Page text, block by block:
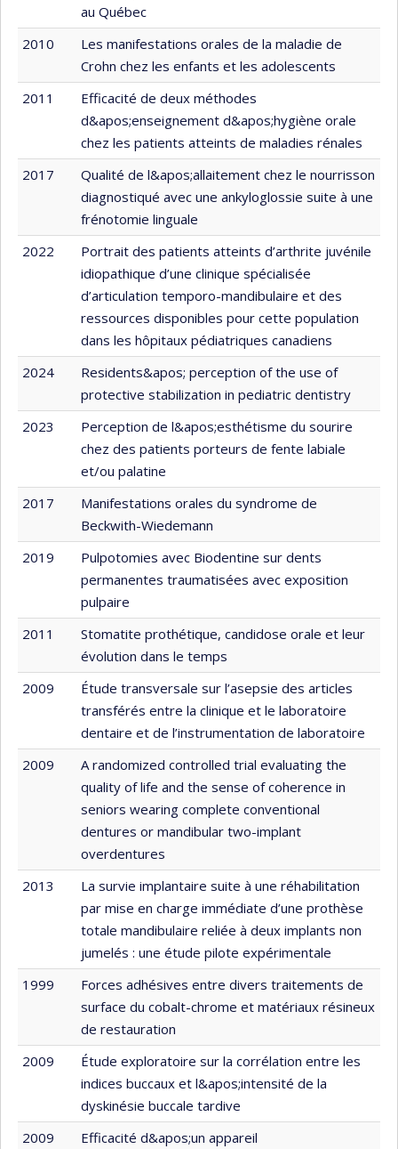
au Québec
2010
Les manifestations orales de la maladie de
Crohn chez les enfants et les adolescents
2011
Efficacité de deux méthodes
d&apos;enseignement d&apos;hygiène orale
chez les patients atteints de maladies rénales
2017
Qualité de l&apos;allaitement chez le nourrisson
diagnostiqué avec une ankyloglossie suite à une
frénotomie linguale
2022
Portrait des patients atteints d’arthrite juvénile
idiopathique d’une clinique spécialisée
d’articulation temporo-mandibulaire et des
ressources disponibles pour cette population
dans les hôpitaux pédiatriques canadiens
2024
Residents&apos; perception of the use of
protective stabilization in pediatric dentistry
2023
Perception de l&apos;esthétisme du sourire
chez des patients porteurs de fente labiale
et/ou palatine
2017
Manifestations orales du syndrome de
Beckwith-Wiedemann
2019
Pulpotomies avec Biodentine sur dents
permanentes traumatisées avec exposition
pulpaire
2011
Stomatite prothétique, candidose orale et leur
évolution dans le temps
2009
Étude transversale sur l’asepsie des articles
transférés entre la clinique et le laboratoire
dentaire et de l’instrumentation de laboratoire
2009
A randomized controlled trial evaluating the
quality of life and the sense of coherence in
seniors wearing complete conventional
dentures or mandibular two-implant
overdentures
2013
La survie implantaire suite à une réhabilitation
par mise en charge immédiate d’une prothèse
totale mandibulaire reliée à deux implants non
jumelés : une étude pilote expérimentale
1999
Forces adhésives entre divers traitements de
surface du cobalt-chrome et matériaux résineux
de restauration
2009
Étude exploratoire sur la corrélation entre les
indices buccaux et l&apos;intensité de la
dyskinésie buccale tardive
2009
Efficacité d&apos;un appareil